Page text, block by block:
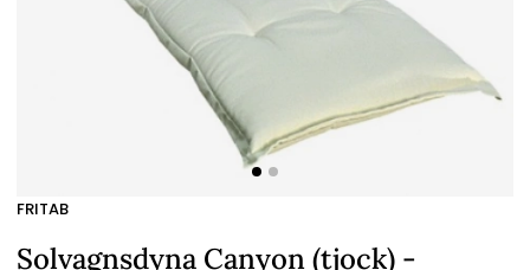
FRITAB
Solvagnsdyna Canyon (tjock) -